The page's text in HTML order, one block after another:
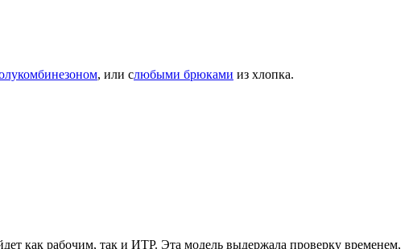
, или слюбыми брюками из хлопка.
как рабочим, так и ИТР. Эта модель выдержала проверку временем,